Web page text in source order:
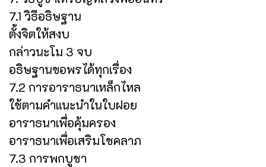
7.1 วิธีอธิษฐาน
ตั้งจิตให้สงบ
กล่าวนะโม 3 จบ
อธิษฐานขอพรได้ทุกเรื่อง
7.2 การอาราธนาเหล็กไหล
ใช้ตามคำแนะนำในใบฝอย
อาราธนาเพื่อคุ้มครอง
อาราธนาเพื่อเสริมโชคลาภ
7.3 การพกบูชา